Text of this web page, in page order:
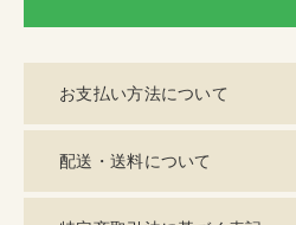
お支払い方法について
配送・送料について